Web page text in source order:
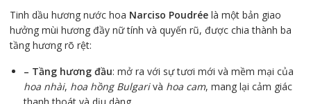
Tinh dầu hương nước hoa Narciso Poudréelà một bản giao
hưởng mùi hương đầy nữ tính và quyến rũ, được chia thành ba
tầng hương rõ rệt:
– Tầng hương đầu: mở ra với sự tươi mới và mềm mại của
hoa nhài, hoa hồng Bulgarivà hoa cam, mang lại cảm giác